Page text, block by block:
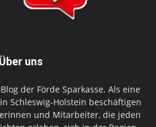
Über uns
der Förde Sparkasse. Als eine
Schleswig-Holstein beschäftigen
und Mitarbeiter, die jeden